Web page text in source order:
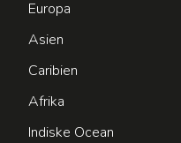
Europa
Asien
Caribien
Afrika
Indiske Ocean